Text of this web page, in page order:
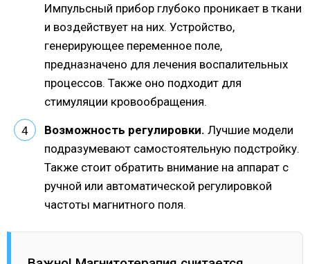
Импульсный прибор глубоко проникает в ткани
и воздействует на них. Устройство,
генерирующее переменное поле,
предназначено для лечения воспалительных
процессов. Также оно подходит для
стимуляции кровообращения.
Возможность регулировки. Лучшие модели
подразумевают самостоятельную подстройку.
Также стоит обратить внимание на аппарат с
ручной или автоматической регулировкой
частоты магнитного поля.